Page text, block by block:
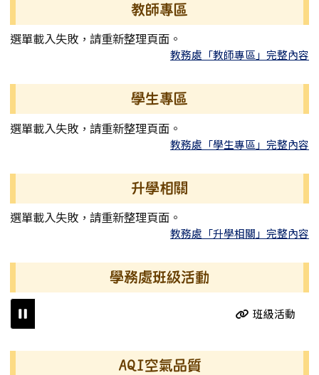
教師專區
選單載入失敗，請重新整理頁面。
教務處「教師專區」完整內容
學生專區
選單載入失敗，請重新整理頁面。
教務處「學生專區」完整內容
升學相關
選單載入失敗，請重新整理頁面。
教務處「升學相關」完整內容
學務處班級活動
班級活動
AQI空氣品質